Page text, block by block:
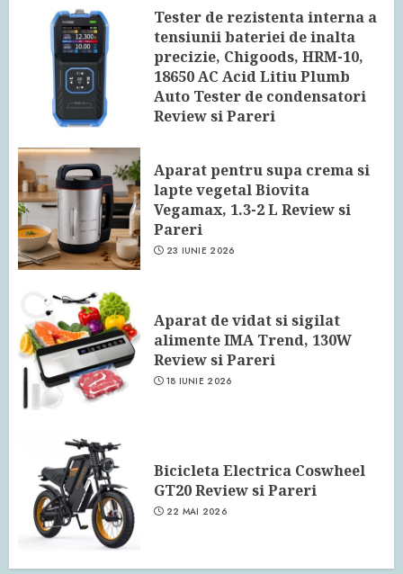
Tester de rezistenta interna a
tensiunii bateriei de inalta
precizie, Chigoods, HRM-10,
18650 AC Acid Litiu Plumb
Auto Tester de condensatori
Review si Pareri
Aparat pentru supa crema si
lapte vegetal Biovita
Vegamax, 1.3-2 L Review si
Pareri
23 IUNIE 2026
Aparat de vidat si sigilat
alimente IMA Trend, 130W
Review si Pareri
18 IUNIE 2026
Bicicleta Electrica Coswheel
GT20 Review si Pareri
22 MAI 2026